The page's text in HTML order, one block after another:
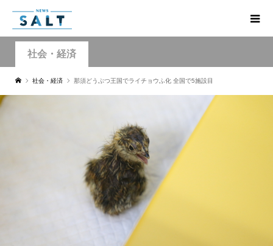
社会・経済
社会・経済 那須どうぶつ王国でライチョウふ化 全国で5施設目